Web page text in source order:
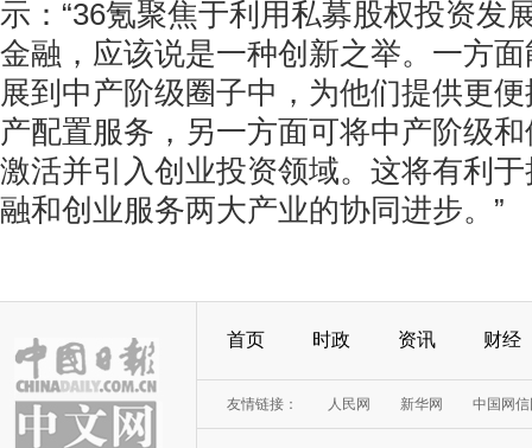
示：“36氪聚焦于利用私募股权投资发
金融，应该说是一种创新之举。一方
展到中产阶级圈子中，为他们提供更
产配置服务，另一方面可将中产阶级
激活并引入创业投资领域。这将有利
融和创业服务两大产业的协同进步。”
首页 时政 资讯 财经
友情链接： 人民网 新华网 中国网